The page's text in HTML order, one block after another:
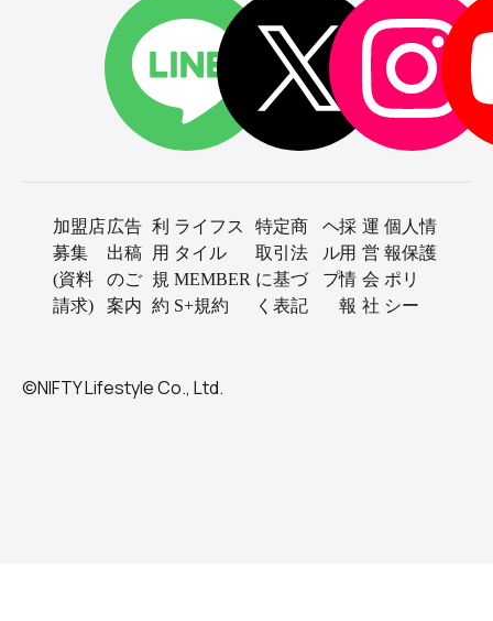
加盟店
募集
(資料
請求)
広告
出稿
のご
案内
利
用
規
約
ライフス
タイル
MEMBER
S+規約
特定商
取引法
に基づ
く表記
ヘ
ル
プ
採
用
情
報
運
営
会
社
個人情
報保護
ポリ
シー
©NIFTY Lifestyle Co., Ltd.